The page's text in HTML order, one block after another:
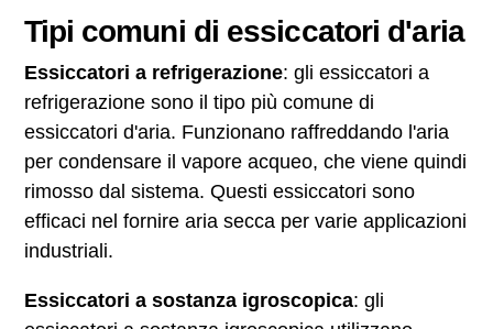
Tipi comuni di essiccatori d'aria
Essiccatori a refrigerazione: gli essiccatori a
refrigerazione sono il tipo più comune di
essiccatori d'aria. Funzionano raffreddando l'aria
per condensare il vapore acqueo, che viene quindi
rimosso dal sistema. Questi essiccatori sono
efficaci nel fornire aria secca per varie applicazioni
industriali.
Essiccatori a sostanza igroscopica: gli